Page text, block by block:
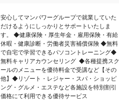
安心してマンパワーグループで就業していた
だけるようにしっかりとサポートいたしま
す。 ◆健康保険・厚生年金・雇用保険・有給
休暇・健康診断・労働者災害補償保険 ◆無料
で自宅で学習できるパソコントレーニング◆
無料キャリアカウンセリング ◆各種提携スク
ールのメニューを優待料金で受講など【その
他】◆リゾート・レジャー・スパ・ショッピ
ング・グルメ・エステなど各施設を特別割引
価格にて利用できる優待サービス